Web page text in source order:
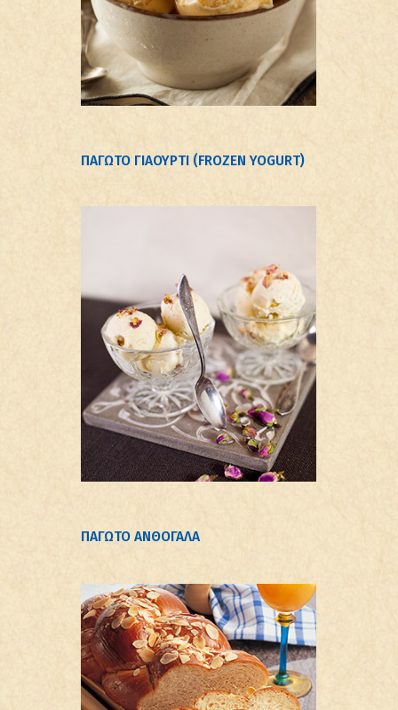
ΠΑΓΩΤΟ ΓΙΑΟΥΡΤΙ (FROZEN YOGURT)
ΠΑΓΩΤΟ ΑΝΘΟΓΑΛΑ